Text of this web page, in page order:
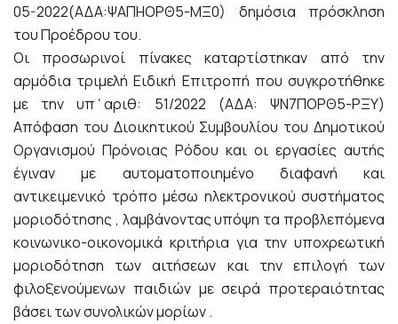
05-2022(ΑΔΑ:ΨΑΠΗΟΡΘ5-ΜΞ0) δημόσια πρόσκληση
του Προέδρου του.
Οι προσωρινοί πίνακες καταρτίστηκαν από την
αρμόδια τριμελή Ειδική Επιτροπή που συγκροτήθηκε
με την υπ΄αριθ: 51/2022 (ΑΔΑ: ΨΝ7ΠΟΡΘ5-ΡΞΥ)
Απόφαση του Διοικητικού Συμβουλίου του Δημοτικού
Οργανισμού Πρόνοιας Ρόδου και οι εργασίες αυτής
έγιναν με αυτοματοποιημένο διαφανή και
αντικειμενικό τρόπο μέσω ηλεκτρονικού συστήματος
μοριοδότησης , λαμβάνοντας υπόψη τα προβλεπόμενα
κοινωνικο-οικονομικά κριτήρια για την υποχρεωτική
μοριοδότηση των αιτήσεων και την επιλογή των
φιλοξενούμενων παιδιών με σειρά προτεραιότητας
βάσει των συνολικών μορίων .